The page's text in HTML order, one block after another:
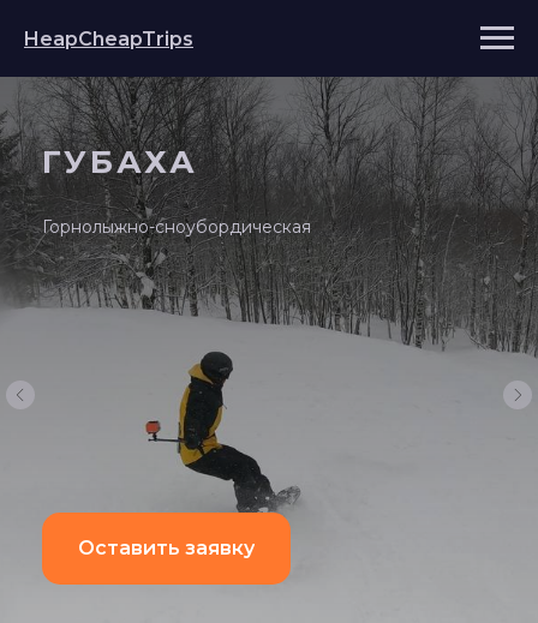
HeapCheapTrips
ГУБАХА
Горнолыжно-сноубордическая
Оставить заявку